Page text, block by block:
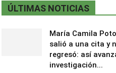
ÚLTIMAS NOTICIAS
María Camila
salió a una cita y
regresó: así
investigación...